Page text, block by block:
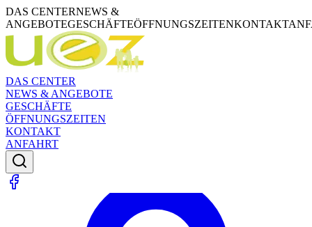
DAS CENTERNEWS &
ANGEBOTEGESCHÄFTEÖFFNUNGSZEITENKONTAKT
DAS CENTER
NEWS & ANGEBOTE
GESCHÄFTE
ÖFFNUNGSZEITEN
KONTAKT
ANFAHRT